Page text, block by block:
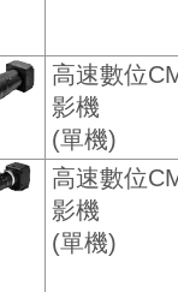
高速數位
影機
(單機)
高速數位
影機
(單機)